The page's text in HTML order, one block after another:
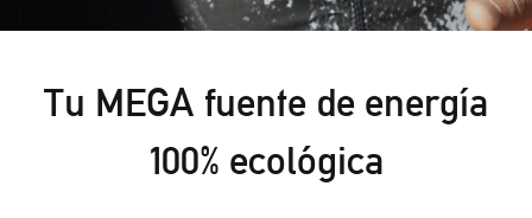
Tu MEGA fuente de energía
100% ecológica